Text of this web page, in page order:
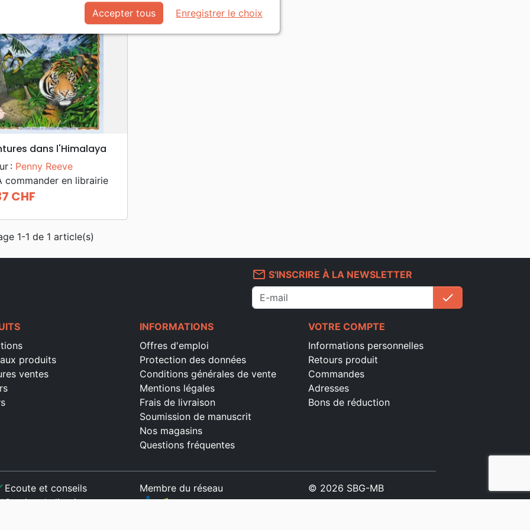
search APERÇU RAPIDE
dans l'Himalaya
: Penny Reeve
commander en librairie
CHF
1-1 de 1 article(s)
mail_outline S'INSCRIRE À LA NEWSLETTER
check
produits
ventes
INFORMATIONS
Offres d'emploi
Protection des données
Conditions générales de vente
Mentions légales
Frais de livraison
Soumission de manuscrit
Nos magasins
Questions fréquentes
VOTRE COMPTE
Informations personnelles
Retours produit
Commandes
Adresses
Bons de réduction
Ecoute et conseils
Service de livraison
Membre du réseau © 2026 SBG-MB
Accepter tous Enregistrer le choix